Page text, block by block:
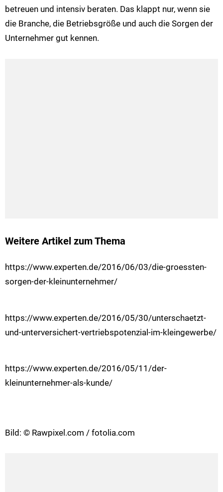
betreuen und intensiv beraten. Das klappt nur, wenn sie
die Branche, die Betriebsgröße und auch die Sorgen der
Unternehmer gut kennen.
Weitere Artikel zum Thema
https://www.experten.de/2016/06/03/die-groessten-
sorgen-der-kleinunternehmer/
https://www.experten.de/2016/05/30/unterschaetzt-
und-unterversichert-vertriebspotenzial-im-kleingewerbe/
https://www.experten.de/2016/05/11/der-
kleinunternehmer-als-kunde/
Bild: © Rawpixel.com / fotolia.com